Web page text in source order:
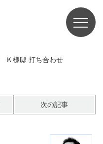
Ｋ様邸 打ち合わせ
次の記事